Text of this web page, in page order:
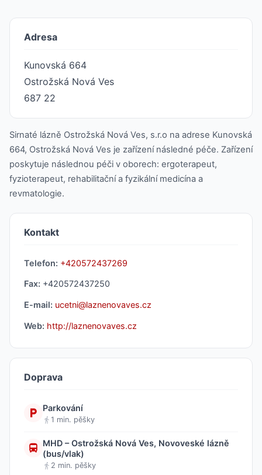
Adresa
Kunovská 664
Ostrožská Nová Ves
687 22
Sirnaté lázně Ostrožská Nová Ves, s.r.o na adrese Kunovská
664, Ostrožská Nová Ves je zařízení následné péče. Zařízení
poskytuje následnou péči v oborech: ergoterapeut,
fyzioterapeut, rehabilitační a fyzikální medicína a
revmatologie.
Kontakt
Telefon: +420572437269
Fax: +420572437250
E-mail: ucetni@laznenovaves.cz
Web: http://laznenovaves.cz
Doprava
Parkování
1 min. pěšky
MHD – Ostrožská Nová Ves, Novoveské lázně
(bus/vlak)
2 min. pěšky